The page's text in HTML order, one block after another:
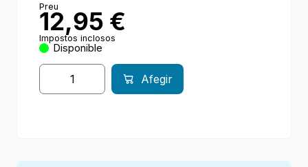
Preu
12,95 €
Impostos inclosos
Disponible
Afegir